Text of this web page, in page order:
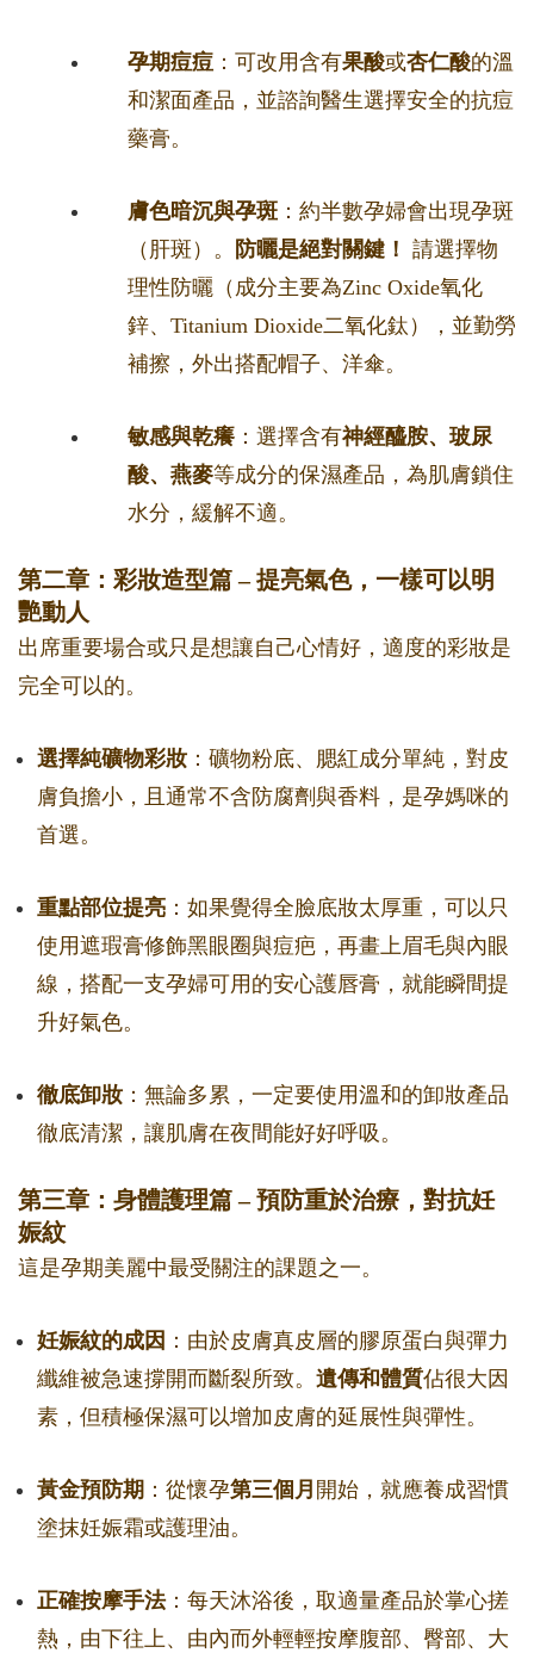
孕期痘痘 ：可改用含有果酸或杏仁酸的溫
和潔面產品，並諮詢醫生選擇安全的抗痘
藥膏。
膚色暗沉與孕斑 ：約半數孕婦會出現孕斑
（肝斑）。
防曬是絕對關鍵！ 請選擇物
理性防曬（成分主要為Zinc Oxide氧化
鋅、Titanium Dioxide二氧化鈦），並勤勞
補擦，外出搭配帽子、洋傘。
敏感與乾癢 ：選擇含有神經醯胺、玻尿
酸、燕麥等成分的保濕產品，為肌膚鎖住
水分，緩解不適。
第二章：彩妝造型篇 – 提亮氣色，一樣可以明
艷動人
出席重要場合或只是想讓自己心情好，適度的彩妝是
完全可以的。
選擇純礦物彩妝 ：礦物粉底、腮紅成分單純，對皮
膚負擔小，且通常不含防腐劑與香料，是孕媽咪的
首選。
重點部位提亮 ：如果覺得全臉底妝太厚重，可以只
使用遮瑕膏修飾黑眼圈與痘疤，再畫上眉毛與內眼
線，搭配一支孕婦可用的安心護唇膏，就能瞬間提
升好氣色。
徹底卸妝 ：無論多累，一定要使用溫和的卸妝產品
徹底清潔，讓肌膚在夜間能好好呼吸。
第三章：身體護理篇 – 預防重於治療，對抗妊
娠紋
這是孕期美麗中最受關注的課題之一。
妊娠紋的成因 ：由於皮膚真皮層的膠原蛋白與彈力
纖維被急速撐開而斷裂所致。 遺傳和體質佔很大因
素，但積極保濕可以增加皮膚的延展性與彈性。
黃金預防期 ：從懷孕第三個月 開始，就應養成習慣
塗抹妊娠霜或護理油。
正確按摩手法：每天沐浴後，取適量產品於掌心搓
熱，由下往上、由內而外輕輕按摩腹部、臀部、大